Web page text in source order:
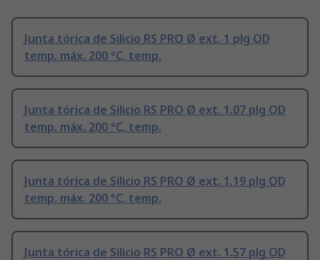
Junta tórica de Silicio RS PRO Ø ext. 1 plg OD
temp. máx. 200 °C, temp.
Junta tórica de Silicio RS PRO Ø ext. 1.07 plg OD
temp. máx. 200 °C, temp.
Junta tórica de Silicio RS PRO Ø ext. 1.19 plg OD
temp. máx. 200 °C, temp.
Junta tórica de Silicio RS PRO Ø ext. 1.57 plg OD